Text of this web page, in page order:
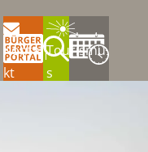
Konta
kt
Tourismu
s